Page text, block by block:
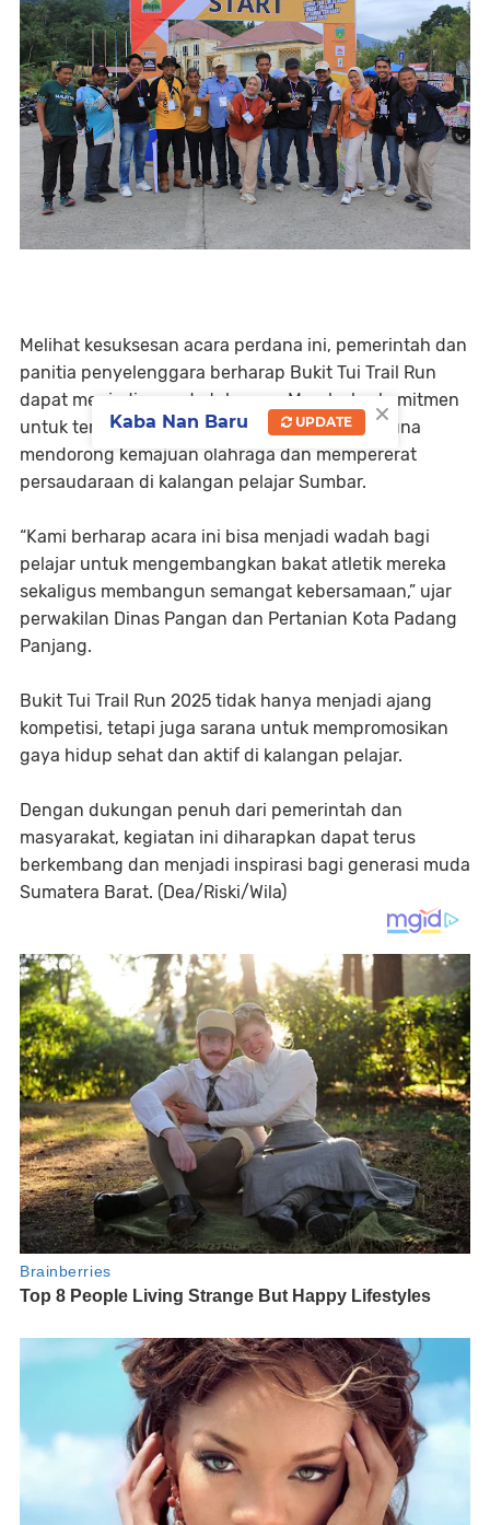
Melihat kesuksesan acara perdana ini, pemerintah dan
panitia penyelenggara berharap Bukit Tui Trail Run
dapat menjadi agenda tahunan. Mereka berkomitmen
untuk terus mendukung kegiatan positif ini guna
mendorong kemajuan olahraga dan mempererat
persaudaraan di kalangan pelajar Sumbar.
“Kami berharap acara ini bisa menjadi wadah bagi
pelajar untuk mengembangkan bakat atletik mereka
sekaligus membangun semangat kebersamaan,” ujar
perwakilan Dinas Pangan dan Pertanian Kota Padang
Panjang.
Bukit Tui Trail Run 2025 tidak hanya menjadi ajang
kompetisi, tetapi juga sarana untuk mempromosikan
gaya hidup sehat dan aktif di kalangan pelajar.
Dengan dukungan penuh dari pemerintah dan
masyarakat, kegiatan ini diharapkan dapat terus
berkembang dan menjadi inspirasi bagi generasi muda
Sumatera Barat. (Dea/Riski/Wila)
×
Kaba Nan Baru UPDATE